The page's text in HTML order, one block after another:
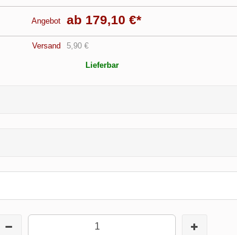
Angebot ab 179,10 €*
Versand 5,90 €
Lieferbar